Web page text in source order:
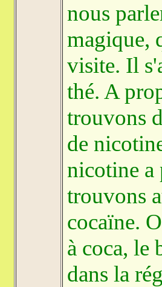
nous
magique,
visite. Il
thé. A
trouvons
de
nicotine a
trouvons
cocaïne.
à coca, le
dans la